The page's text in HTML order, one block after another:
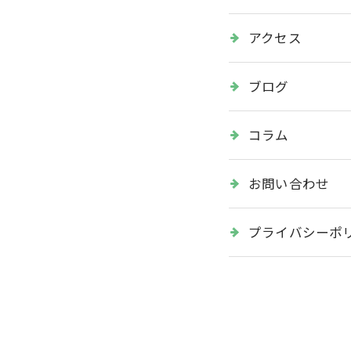
アクセス
ブログ
コラム
お問い合わせ
プライバシーポ